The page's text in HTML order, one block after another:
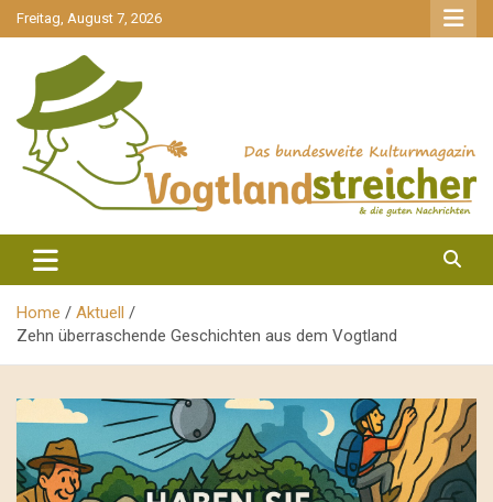
gehe
zum
Freitag, August 7, 2026
Vogtlandstreicher
Home
Aktuell
Zehn überraschende Geschichten aus dem Vogtland